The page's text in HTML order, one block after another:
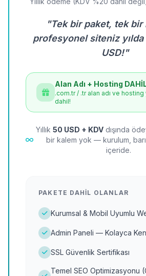
"Tek bir paket, tek
profesyonel siteniz yılda
USD!"
Alan Adı + Hosting
.com.tr / .tr alan adı ve hosting
dahil!
Yıllık 50 USD + KDV dışında
bir kalem yok — kurulum,
içeride.
PAKETE DAHIL OLANLAR
Kurumsal & Mobil Uyumlu
Admin Paneli — Kolayca
SSL Güvenlik Sertifikası
Temel SEO Optimizasyonu